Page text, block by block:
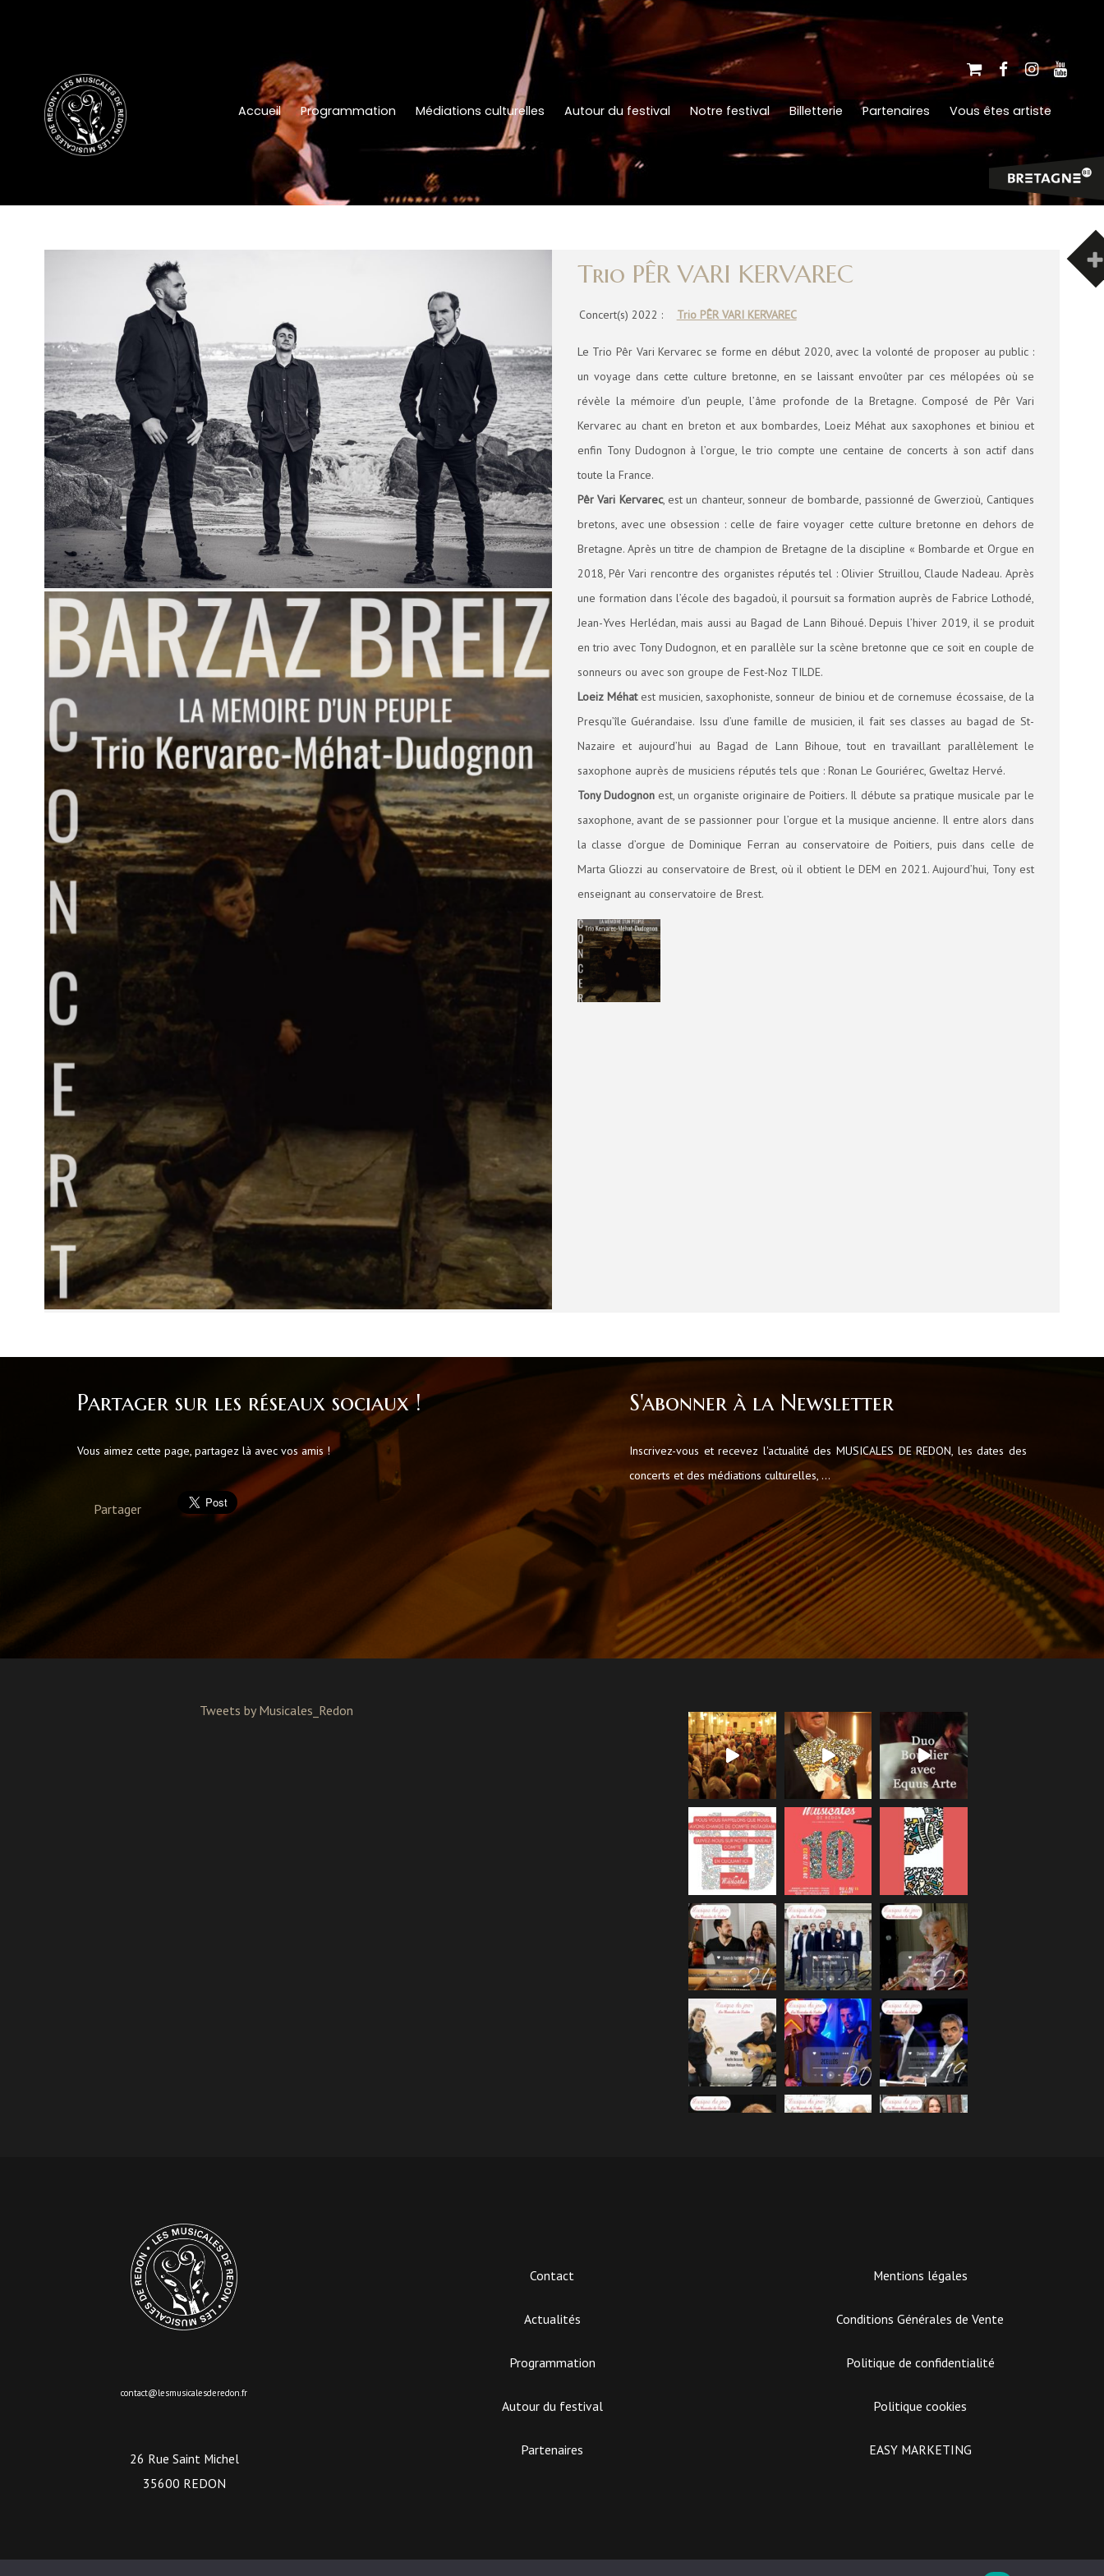
Accueil Programmation Médiations culturelles Autour du festival Notre festival Billetterie Partenaires Vous êtes artiste
Trio PÊR VARI KERVAREC
Concert(s) 2022 : Trio PÊR VARI KERVAREC
Le Trio Pêr Vari Kervarec se forme en début 2020, avec la volonté de proposer au public :
un voyage dans cette culture bretonne, en se laissant envoûter par ces mélopées où se
révèle la mémoire d’un peuple, l’âme profonde de la Bretagne. Composé de Pêr Vari
Kervarec au chant en breton et aux bombardes, Loeiz Méhat aux saxophones et biniou et
enfin Tony Dudognon à l’orgue, le trio compte une centaine de concerts à son actif dans
toute la France.
Pêr Vari Kervarec, est un chanteur, sonneur de bombarde, passionné de Gwerzioù, Cantiques
bretons, avec une obsession : celle de faire voyager cette culture bretonne en dehors de
Bretagne. Après un titre de champion de Bretagne de la discipline « Bombarde et Orgue en
2018, Pêr Vari rencontre des organistes réputés tel : Olivier Struillou, Claude Nadeau. Après
une formation dans l’école des bagadoù, il poursuit sa formation auprès de Fabrice Lothodé,
Jean-Yves Herlédan, mais aussi au Bagad de Lann Bihoué. Depuis l’hiver 2019, il se produit
en trio avec Tony Dudognon, et en parallèle sur la scène bretonne que ce soit en couple de
sonneurs ou avec son groupe de Fest-Noz TILDE.
Loeiz Méhatest musicien, saxophoniste, sonneur de biniou et de cornemuse écossaise, de la
Presqu’île Guérandaise. Issu d’une famille de musicien, il fait ses classes au bagad de St-
Nazaire et aujourd’hui au Bagad de Lann Bihoue, tout en travaillant parallèlement le
saxophone auprès de musiciens réputés tels que : Ronan Le Gouriérec, Gweltaz Hervé.
Tony Dudognonest, un organiste originaire de Poitiers. Il débute sa pratique musicale par le
saxophone, avant de se passionner pour l’orgue et la musique ancienne. Il entre alors dans
la classe d’orgue de Dominique Ferran au conservatoire de Poitiers, puis dans celle de
Marta Gliozzi au conservatoire de Brest, où il obtient le DEM en 2021. Aujourd’hui, Tony est
enseignant au conservatoire de Brest.
Partager sur les réseaux sociaux !
Vous aimez cette page, partagez là avec vos amis !
Partager
S'abonner à la Newsletter
Inscrivez-vous et recevez l'actualité des MUSICALES DE REDON, les dates des
concerts et des médiations culturelles, ...
Tweets by Musicales_Redon
Suivez sur Instagram
contact@lesmusicalesderedon.fr
26 Rue Saint Michel
35600 REDON
Contact
Actualités
Programmation
Autour du festival
Partenaires
Mentions légales
Conditions Générales de Vente
Politique de confidentialité
Politique cookies
EASY MARKETING